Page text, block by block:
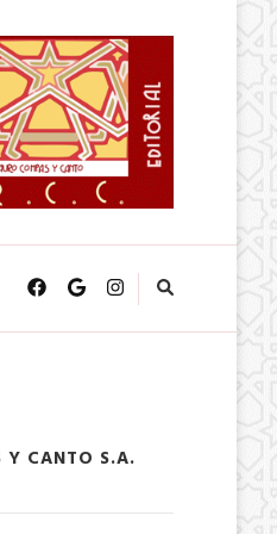
Y CANTO S.A.